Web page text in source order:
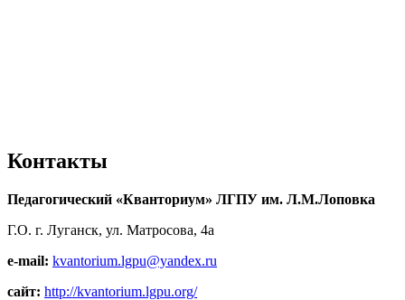
Контакты
Педагогический «Кванториум» ЛГПУ им. Л.М.Лоповка
Г.О. г. Луганск, ул. Матросова, 4а
e-mail: kvantorium.lgpu@yandex.ru
сайт: http://kvantorium.lgpu.org/